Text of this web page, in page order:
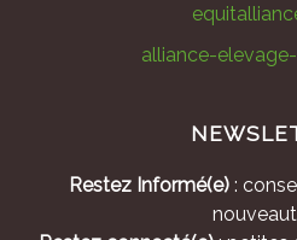
alliance-
Restez Informé(e):